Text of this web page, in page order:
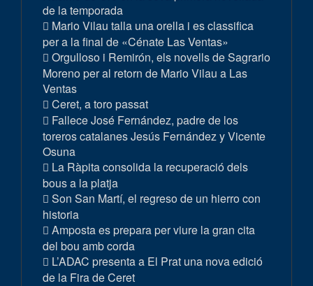
de la temporada
Mario Vilau talla una orella i es classifica
per a la final de «Cénate Las Ventas»
Orgulloso i Remirón, els novells de Sagrario
Moreno per al retorn de Mario Vilau a Las
Ventas
Ceret, a toro passat
Fallece José Fernández, padre de los
toreros catalanes Jesús Fernández y Vicente
Osuna
La Ràpita consolida la recuperació dels
bous a la platja
Son San Martí, el regreso de un hierro con
historia
Amposta es prepara per viure la gran cita
del bou amb corda
L’ADAC presenta a El Prat una nova edició
de la Fira de Ceret